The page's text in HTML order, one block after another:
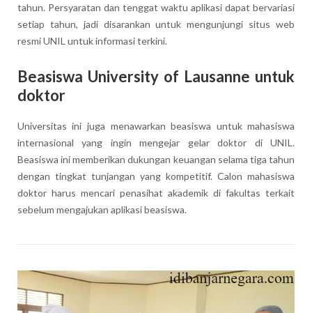
tahun. Persyaratan dan tenggat waktu aplikasi dapat bervariasi
setiap tahun, jadi disarankan untuk mengunjungi situs web
resmi UNIL untuk informasi terkini.
Beasiswa University of Lausanne untuk
doktor
Universitas ini juga menawarkan beasiswa untuk mahasiswa
internasional yang ingin mengejar gelar doktor di UNIL.
Beasiswa ini memberikan dukungan keuangan selama tiga tahun
dengan tingkat tunjangan yang kompetitif. Calon mahasiswa
doktor harus mencari penasihat akademik di fakultas terkait
sebelum mengajukan aplikasi beasiswa.